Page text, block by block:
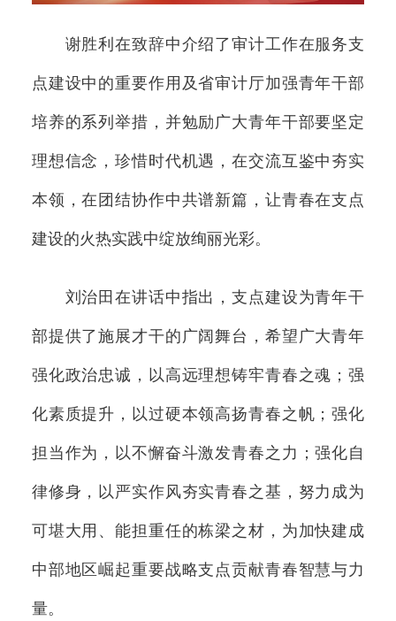
谢胜利在致辞中介绍了审计工作在服务支
点建设中的重要作用及省审计厅加强青年干部
培养的系列举措，并勉励广大青年干部要坚定
理想信念，珍惜时代机遇，在交流互鉴中夯实
本领，在团结协作中共谱新篇，让青春在支点
建设的火热实践中绽放绚丽光彩。
刘治田在讲话中指出，支点建设为青年干
部提供了施展才干的广阔舞台，希望广大青年
强化政治忠诚，以高远理想铸牢青春之魂；强
化素质提升，以过硬本领高扬青春之帆；强化
担当作为，以不懈奋斗激发青春之力；强化自
律修身，以严实作风夯实青春之基，努力成为
可堪大用、能担重任的栋梁之材，为加快建成
中部地区崛起重要战略支点贡献青春智慧与力
量。